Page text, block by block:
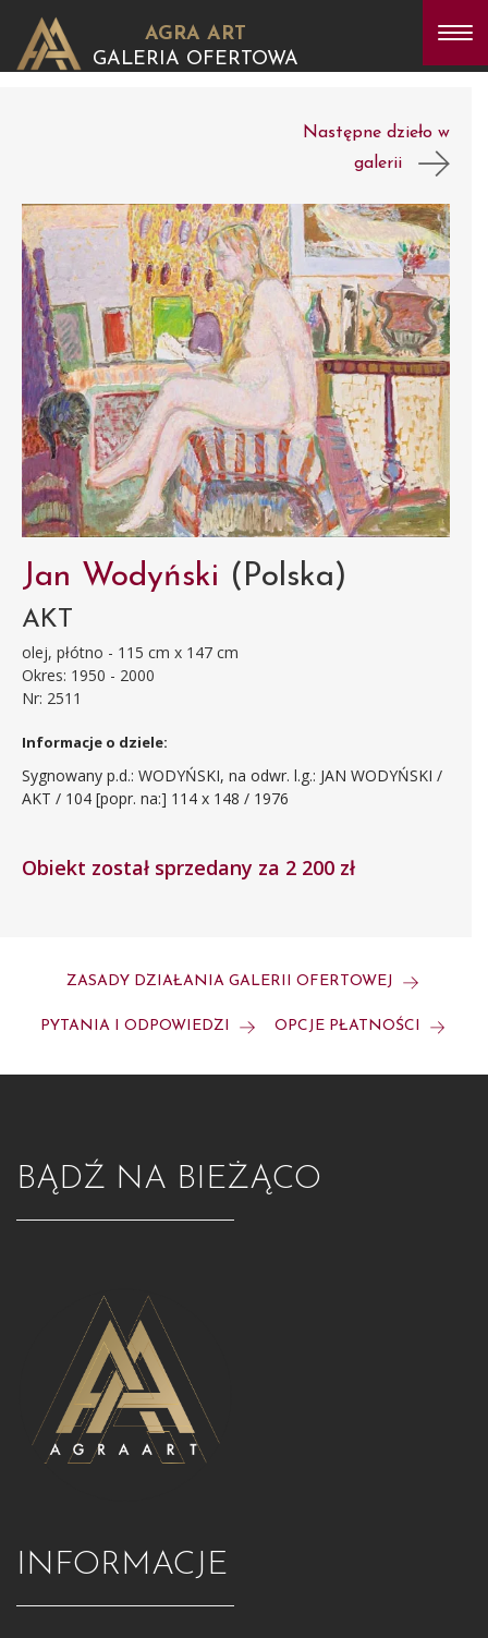
AGRA ART
GALERIA OFERTOWA
Następne dzieło w
galerii
Jan Wodyński (Polska)
AKT
olej, płótno - 115 cm x 147 cm
Okres: 1950 - 2000
Nr: 2511
Informacje o dziele:
Sygnowany p.d.: WODYŃSKI, na odwr. l.g.: JAN WODYŃSKI /
AKT / 104 [popr. na:] 114 x 148 / 1976
Obiekt został sprzedany za 2 200 zł
ZASADY DZIAŁANIA GALERII OFERTOWEJ
PYTANIA I ODPOWIEDZI OPCJE PŁATNOŚCI
BĄDŹ NA BIEŻĄCO
INFORMACJE